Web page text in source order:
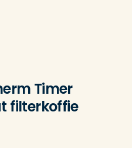
Timer
filterkoffie